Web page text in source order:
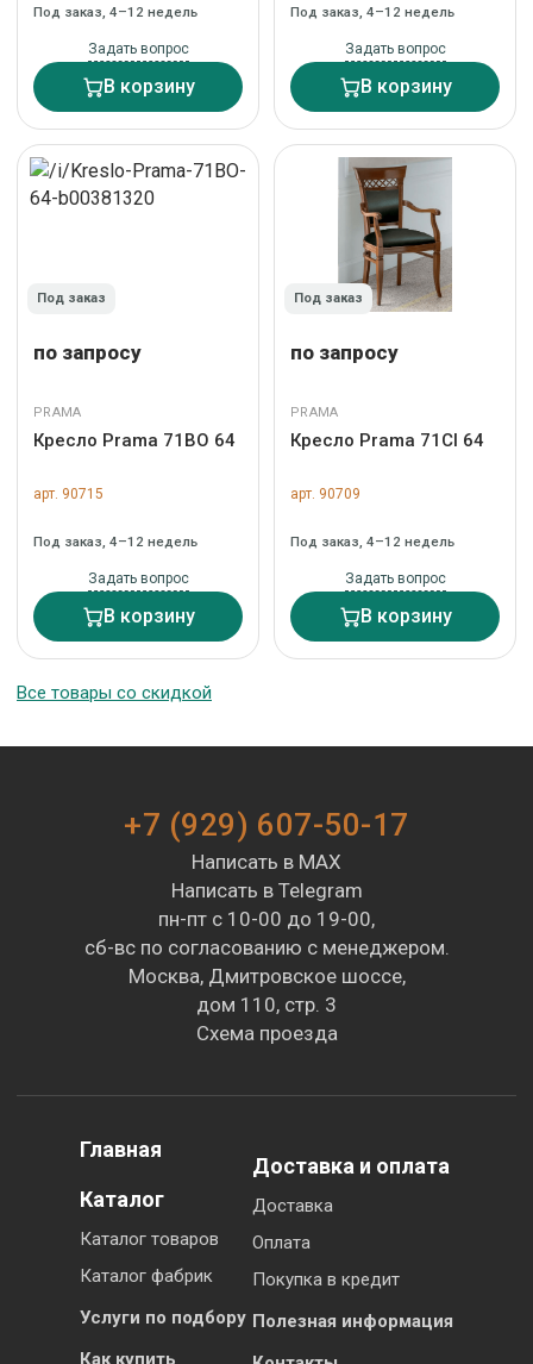
Под заказ, 4–12 недель
Задать вопрос
В корзину
Под заказ, 4–12 недель
Задать вопрос
В корзину
Под заказ
по запросу
PRAMA
Кресло Prama 71BO 64
арт. 90715
Под заказ, 4–12 недель
Задать вопрос
В корзину
Под заказ
по запросу
PRAMA
Кресло Prama 71CI 64
арт. 90709
Под заказ, 4–12 недель
Задать вопрос
В корзину
Все товары со скидкой
+7 (929) 607-50-17
Написать в MAX
Написать в Telegram
пн-пт с 10-00 до 19-00,
сб-вс по согласованию с менеджером.
Москва, Дмитровское шоссе,
дом 110, стр. 3
Схема проезда
Главная
Каталог
Каталог товаров
Каталог фабрик
Услуги по подбору
Как купить
Доставка и оплата
Доставка
Оплата
Покупка в кредит
Полезная информация